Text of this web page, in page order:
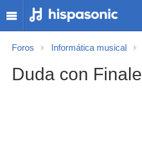
Foros Informática musical
Duda con Finale